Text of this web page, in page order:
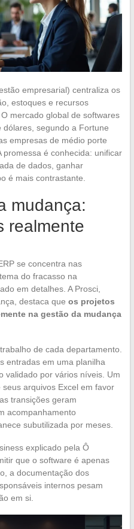
empresarial) centraliza os
estoques e recursos
mercado global de softwares
dólares, segundo a Fortune
empresas de médio porte
é conhecida: unificar
de dados, ganhar
é mais contrastante.
mudança:
realmente
se concentra nas
do fracasso na
em detalhes. A Prosci,
destaca que os projetos
na gestão da mudança
de cada departamento.
entradas em uma planilha
validado por vários níveis. Um
arquivos Excel em favor
transições geram
acompanhamento
subutilizada por meses.
explicado pela Ô
que o software é apenas
a documentação dos
internos pesam
em si.